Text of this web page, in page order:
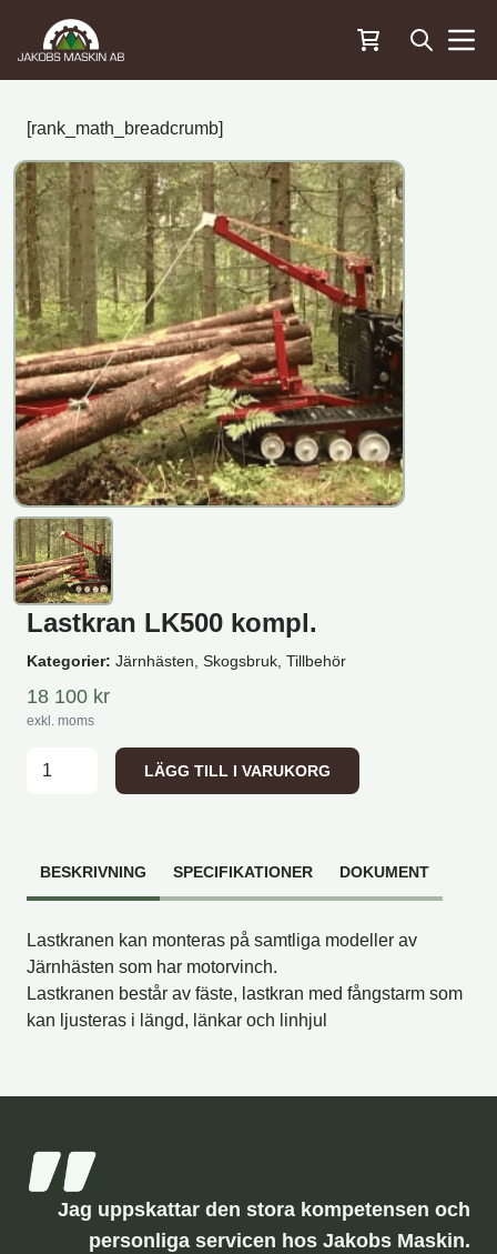
Öppna
[rank_math_breadcrumb]
Lastkran LK500 kompl.
Kategorier: Järnhästen, Skogsbruk, Tillbehör
18 100 kr
exkl. moms
Lastkran LK500 kompl. mängd
LÄGG TILL I VARUKORG
BESKRIVNING SPECIFIKATIONER DOKUMENT
Lastkranen kan monteras på samtliga modeller av
Järnhästen som har motorvinch.
Lastkranen består av fäste, lastkran med fångstarm som
kan ljusteras i längd, länkar och linhjul
Jag uppskattar den stora kompetensen och
personliga servicen hos Jakobs Maskin.